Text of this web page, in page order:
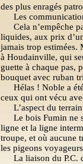
des plus enragés
Les
Cela n’empêche
liquides, aux prix
jamais trop estimées.
à Houdainville, qui
guette à chaque pas,
bouquet avec ruban
Hélas ! Noble a
ceux qui ont vécu
L’aspect du
Le bois Fumin ne
ligne et la ligne
troupe, et où aucune
les pigeons
La liaison du P.C.